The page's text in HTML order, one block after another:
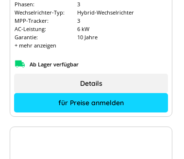
Phasen:
3
Wechselrichter-Typ:
Hybrid-Wechselrichter
MPP-Tracker:
3
AC-Leistung:
6 kW
Garantie:
10 Jahre
+ mehr anzeigen
Ab Lager verfügbar
für Preise anmelden
Details